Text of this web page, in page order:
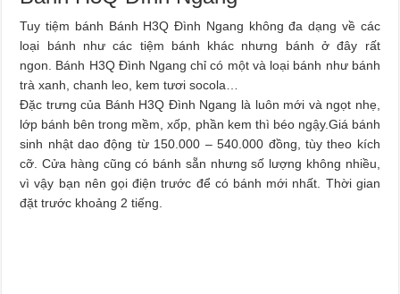
Tuy tiệm bánh Bánh H3Q Đình Ngang không đa dạng về các
loại bánh như các tiệm bánh khác nhưng bánh ở đây rất
ngon. Bánh H3Q Đình Ngang chỉ có một và loại bánh như bánh
trà xanh, chanh leo, kem tươi socola…
Đặc trưng của Bánh H3Q Đình Ngang là luôn mới và ngọt nhẹ,
lớp bánh bên trong mềm, xốp, phần kem thì béo ngậy.Giá bánh
sinh nhật dao động từ 150.000 – 540.000 đồng, tùy theo kích
cỡ. Cửa hàng cũng có bánh sẵn nhưng số lượng không nhiều,
vì vậy bạn nên gọi điện trước để có bánh mới nhất. Thời gian
đặt trước khoảng 2 tiếng.